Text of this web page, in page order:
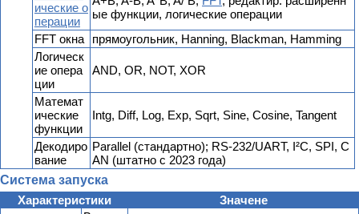
ические о
перации
ые функции, логические операции
FFT окна
прямоугольник, Hanning, Blackman, Hamming
Логическ
ие опера
ции
AND, OR, NOT, XOR
Математ
ические
функции
Intg, Diff, Log, Exp, Sqrt, Sine, Cosine, Tangent
Декодиро
вание
Parallel (стандартно); RS-232/UART, I²C, SPI, C
AN (штатно с 2023 года)
Система запуска
Характеристики
Значене